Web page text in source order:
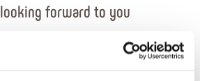
forward to you